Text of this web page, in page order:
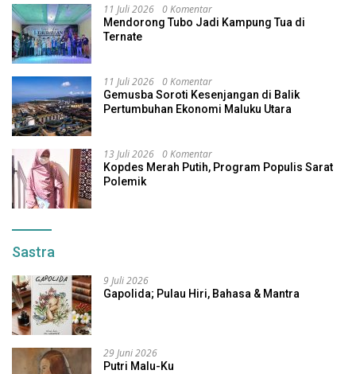
11 Juli 2026 0 Komentar
Mendorong Tubo Jadi Kampung Tua di
Ternate
11 Juli 2026 0 Komentar
Gemusba Soroti Kesenjangan di Balik
Pertumbuhan Ekonomi Maluku Utara
13 Juli 2026 0 Komentar
Kopdes Merah Putih, Program Populis Sarat
Polemik
Sastra
9 Juli 2026
Gapolida; Pulau Hiri, Bahasa & Mantra
29 Juni 2026
Putri Malu-Ku